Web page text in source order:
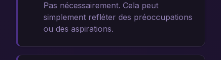
Pas nécessairement. Cela peut
simplement refléter des préoccupations
ou des aspirations.